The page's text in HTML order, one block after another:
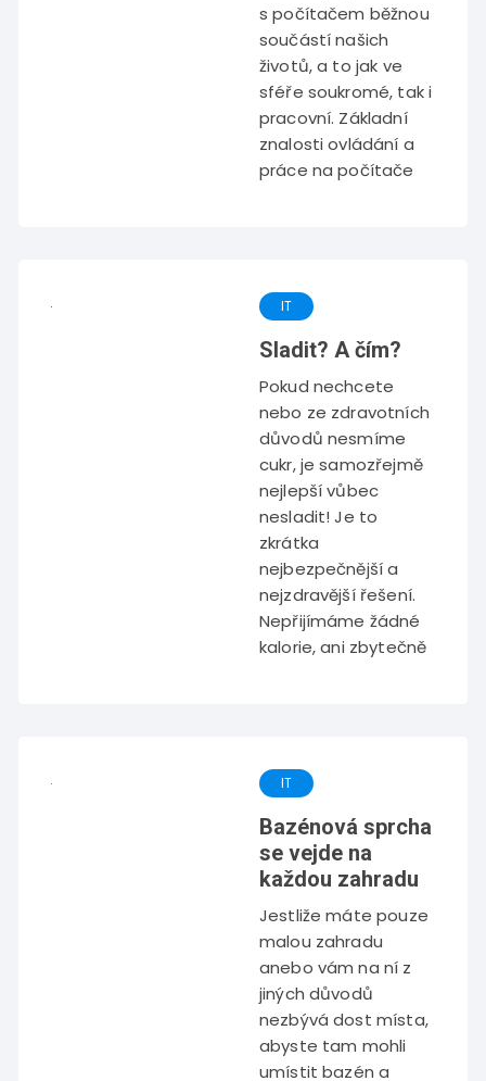
s počítačem běžnou
součástí našich
životů, a to jak ve
sféře soukromé, tak i
pracovní. Základní
znalosti ovládání a
práce na počítače
IT
Sladit? A čím?
Pokud nechcete
nebo ze zdravotních
důvodů nesmíme
cukr, je samozřejmě
nejlepší vůbec
nesladit! Je to
zkrátka
nejbezpečnější a
nejzdravější řešení.
Nepřijímáme žádné
kalorie, ani zbytečně
IT
Bazénová sprcha
se vejde na
každou zahradu
Jestliže máte pouze
malou zahradu
anebo vám na ní z
jiných důvodů
nezbývá dost místa,
abyste tam mohli
umístit bazén a